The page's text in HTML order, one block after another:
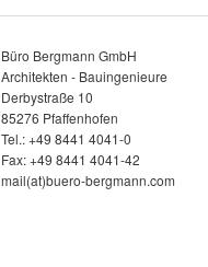
Büro Bergmann GmbH
Architekten - Bauingenieure
Derbystraße 10
85276 Pfaffenhofen
Tel.: +49 8441 4041-0
Fax: +49 8441 4041-42
mail(at)buero-bergmann.com